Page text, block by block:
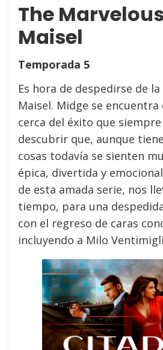
The
Maisel
Temporada 5
Es hora de despedirse de
Maisel. Midge se encuentra
cerca del éxito que
descubrir que, aunque
cosas todavía se sienten
épica, divertida y
de esta amada serie, nos
tiempo, para una
con el regreso de caras
incluyendo a Milo